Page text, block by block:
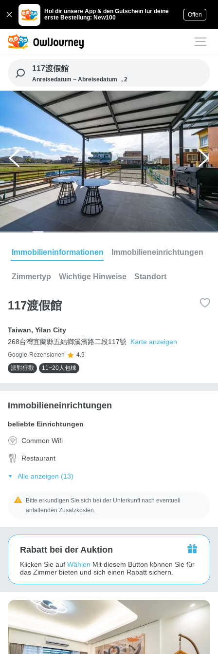
Hol dir unsere App & den Gutschein für deine
erste Bestellung: New100
Offen
117渡假館
Anreisedatum ~ Abreisedatum , 2
Immobilieninformationen Immobilieneinrichtungen
Zimmertyp Wichtige Hinweise Standort
117渡假館
Taiwan, Yilan City
268台灣宜蘭縣五結鄉溪濱路二段117號
Karte anzeigen
Google-Rezensionen
4.9
派對狂歡
11~20人包棟
Immobilieneinrichtungen
beliebte Einrichtungen
Common Wifi
Restaurant
Alle anzeigen (13)
Bitte erkundigen Sie sich bei der Unterkunft nach eventuell
anfallenden Zusatzkosten.
Rabatt bei der Auktion
Klicken Sie auf Wählen Mit diesem Button können Sie für
das Zimmer bieten und sich einen Rabatt sichern.